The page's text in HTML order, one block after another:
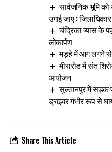
सार्वजनिक भूमि
उगाई जाए : जिलाधिकार
चंद्रिका व्यास के
लोकार्पण
मड़हे में आग लगने से
मीरारोड में संत
आयोजन
सुल्तानपुर में सड़क
ड्राइवर गंभीर रूप से
Share This Article